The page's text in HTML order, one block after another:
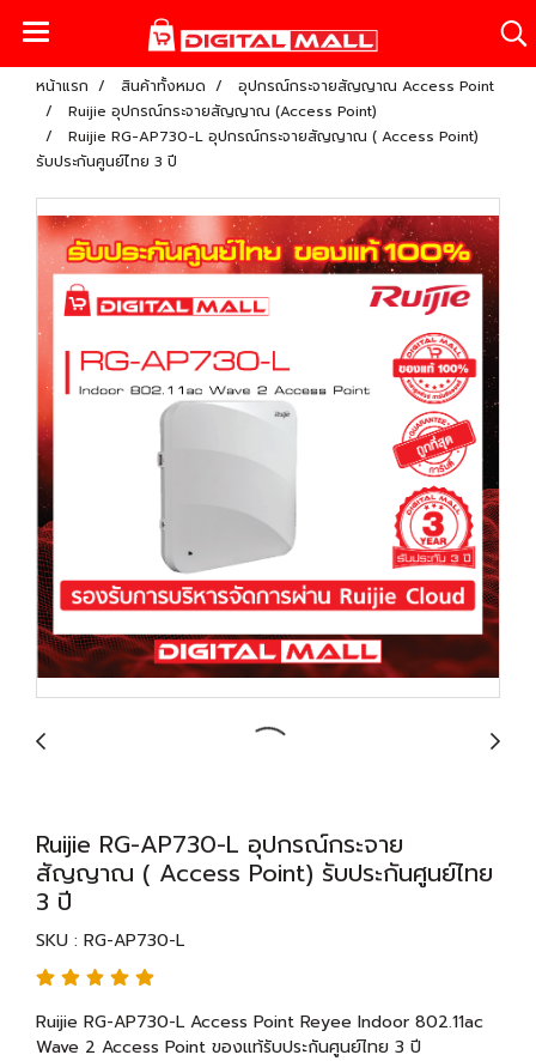
หน้าแรก สินค้าทั้งหมด
อุปกรณ์กระจายสัญญาณ Access Point
Ruijie อุปกรณ์กระจายสัญญาณ (Access Point)
Ruijie RG-AP730-L อุปกรณ์กระจายสัญญาณ ( Access Point)
รับประกันศูนย์ไทย 3 ปี
Ruijie RG-AP730-L อุปกรณ์กระจาย
สัญญาณ ( Access Point) รับประกันศูนย์ไทย
3 ปี
SKU : RG-AP730-L
Ruijie RG-AP730-L Access Point Reyee Indoor 802.11ac
Wave 2 Access Point ของแท้รับประกันศูนย์ไทย 3 ปี